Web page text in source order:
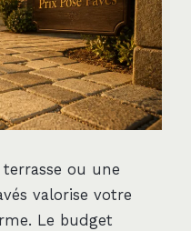
ou une
valorise votre
Le budget